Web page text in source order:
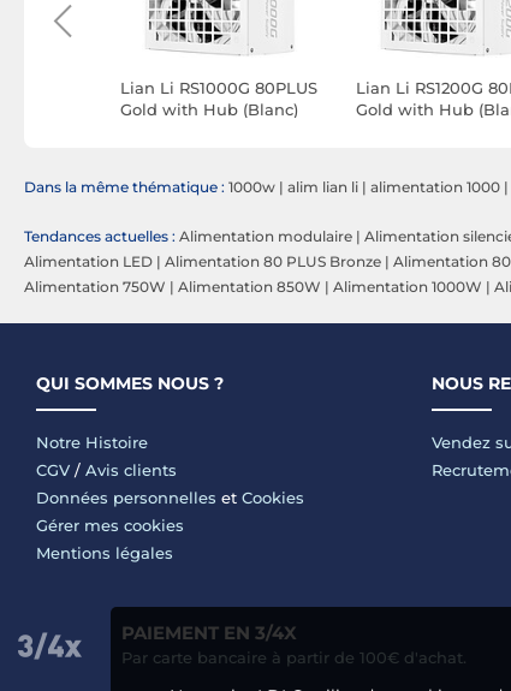
Lian Li RS1000G 80PLUS
Gold with Hub (Blanc)
Lian Li RS1200G
Gold with Hub
Dans la même thématique : 1000w | alim lian li | alimentation 1000 |
Tendances actuelles : Alimentation modulaire | Alimentation
Alimentation LED | Alimentation 80 PLUS Bronze | Alimentation 80
Alimentation 750W | Alimentation 850W | Alimentation 1000W |
QUI SOMMES NOUS ?
Notre Histoire
CGV / Avis clients
Données personnelles et Cookies
Gérer mes cookies
Mentions légales
NOUS
Vendez
PAIEMENT EN 3/4X
Par carte bancaire à partir de 100€ d'achat.